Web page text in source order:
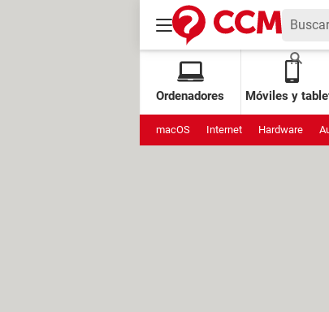
Ordenadores Móviles y
macOS Internet Hardware